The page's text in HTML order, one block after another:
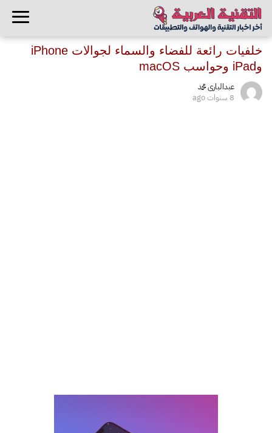
خلفيات رائعة للفضاء والسماء لجوالات iPhone
وiPad وحواسب macOS
عبدالبارى محمد
8 سنوات ago